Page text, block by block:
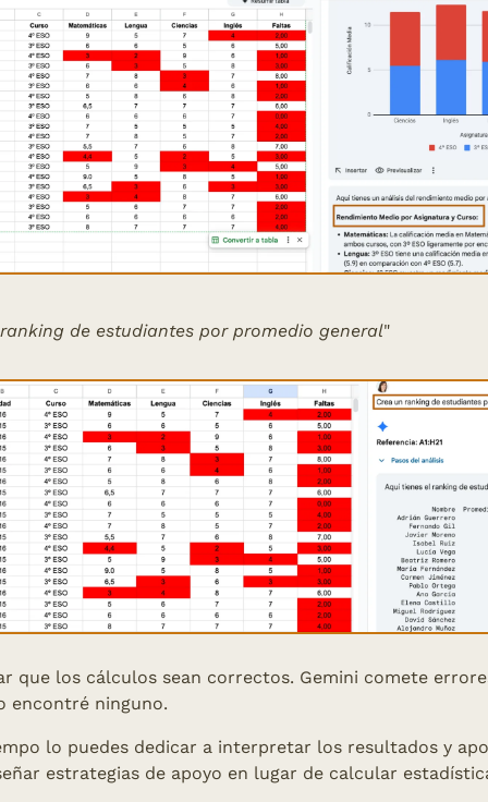
de estudiantes por promedio general"
que los cálculos sean correctos. Gemini comete
encontré ninguno.
lo puedes dedicar a interpretar los resultados y
estrategias de apoyo en lugar de calcular